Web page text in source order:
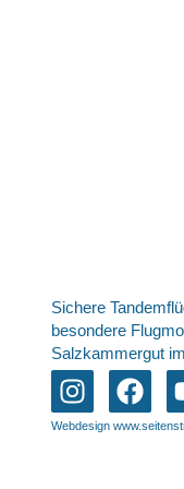
Sichere
besondere
Salzkammergut
Webdesign